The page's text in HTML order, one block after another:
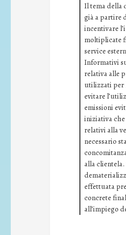
Il tema della
già a partire
incentivare
moltiplicate
service
Informativi
relativa alle
utilizzati per
evitare
emissioni
iniziativa
relativi alla
necessario
alla
effettuata
concrete
all’impiego